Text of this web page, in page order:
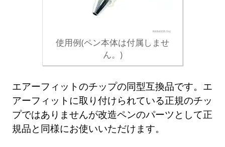
使用例(ペン本体は付属しませ
ん。)
エアーフィットのチップの同型互換品です。エ
アーフィットに取り付けられている正規のチッ
プではありませんが改造ペンのパーツとして正
規品と同様にお使いいただけます。